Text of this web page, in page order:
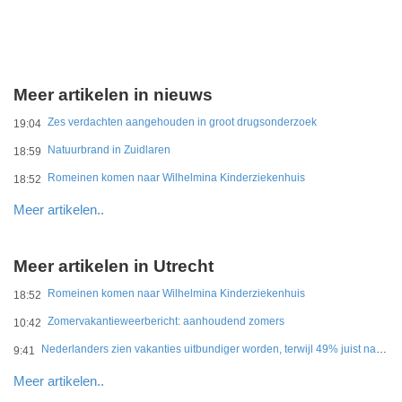
Meer artikelen in nieuws
19:04 Zes verdachten aangehouden in groot drugsonderzoek
18:59 Natuurbrand in Zuidlaren
18:52 Romeinen komen naar Wilhelmina Kinderziekenhuis
Meer artikelen..
Meer artikelen in Utrecht
18:52 Romeinen komen naar Wilhelmina Kinderziekenhuis
10:42 Zomervakantieweerbericht: aanhoudend zomers
9:41 Nederlanders zien vakanties uitbundiger worden, terwijl 49% juist naar eenvoud verlangt
Meer artikelen..